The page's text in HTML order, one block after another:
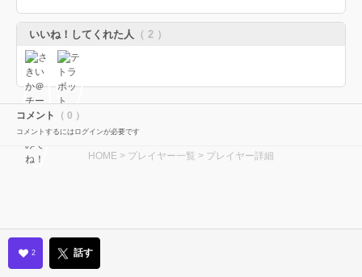
いいね！してくれた人 （ 2 ）
コメント （ 0 ）
コメントするにはログインが必要です
HOME > プレイヤー一覧 > プレイヤー詳細
2 話す